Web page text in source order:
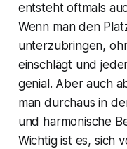
entsteht oftmals
Wenn man den
unterzubringen,
einschlägt und
genial. Aber auch
man durchaus in
und harmonische
Wichtig ist es, sich